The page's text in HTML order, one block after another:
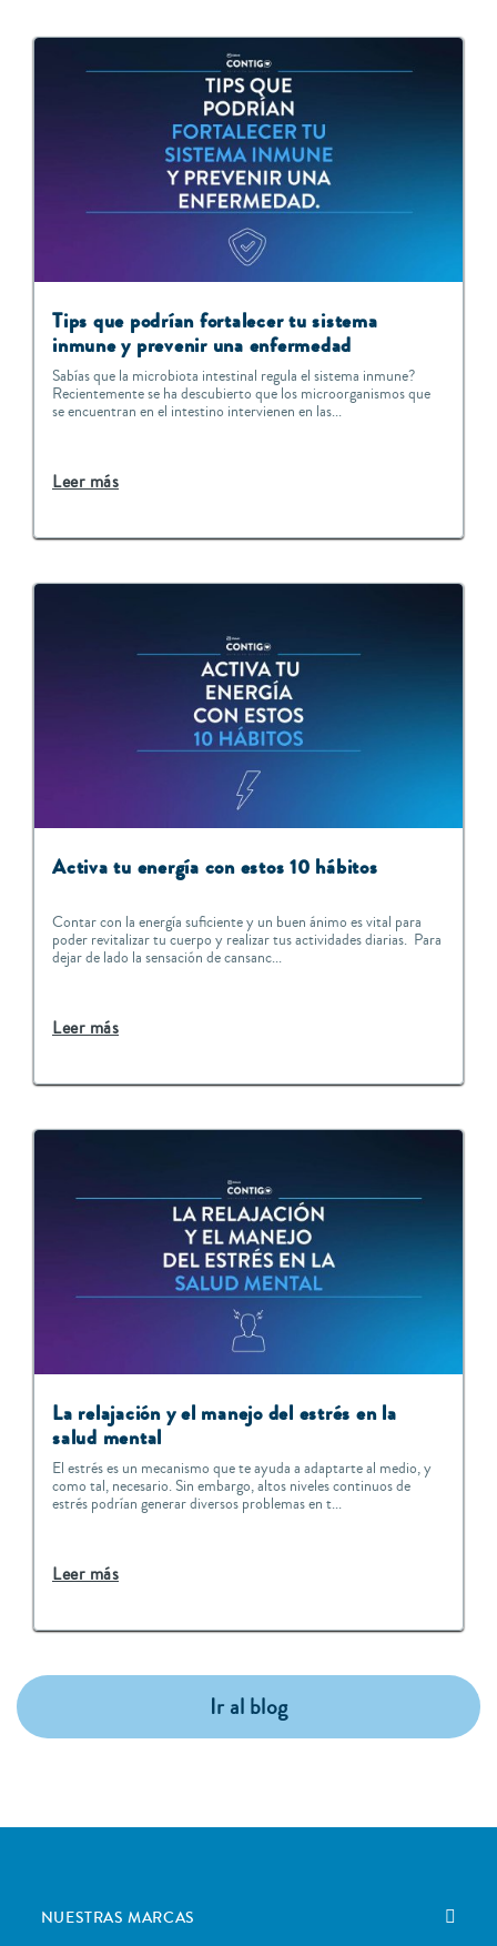
Tips que podrían fortalecer tu sistema
inmune y prevenir una enfermedad
Sabías que la microbiota intestinal regula el sistema inmune?
Recientemente se ha descubierto que los microorganismos que
se encuentran en el intestino intervienen en las...
Leer más
Activa tu energía con estos 10 hábitos
Contar con la energía suficiente y un buen ánimo es vital para
poder revitalizar tu cuerpo y realizar tus actividades diarias. Para
dejar de lado la sensación de cansanc...
Leer más
La relajación y el manejo del estrés en la
salud mental
El estrés es un mecanismo que te ayuda a adaptarte al medio, y
como tal, necesario. Sin embargo, altos niveles continuos de
estrés podrían generar diversos problemas en t...
Leer más
Ir al blog
NUESTRAS MARCAS